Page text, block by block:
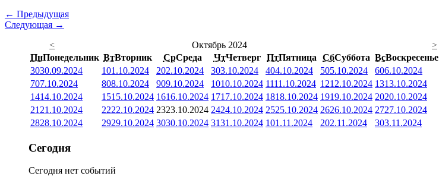
← Предыдущая
Следующая →
<
Октябрь 2024
>
ПнПонедельник ВтВторник СрСреда ЧтЧетверг ПтПятница СбСуббота ВсВоскресенье
3030.09.2024 101.10.2024 202.10.2024 303.10.2024 404.10.2024 505.10.2024 606.10.2024
707.10.2024 808.10.2024 909.10.2024 1010.10.2024 1111.10.2024 1212.10.2024 1313.10.2024
1414.10.2024 1515.10.2024 1616.10.2024 1717.10.2024 1818.10.2024 1919.10.2024 2020.10.2024
21 21.10.2024 2222.10.2024 2323.10.2024 2424.10.2024 2525.10.2024 2626.10.2024 2727.10.2024
2828.10.2024 2929.10.2024 3030.10.2024 3131.10.2024 101.11.2024 202.11.2024 303.11.2024
Сегодня
Сегодня нет событий